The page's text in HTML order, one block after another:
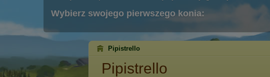
Wybierz swojego pierwszego konia:
Pipistrello
Pipistrello